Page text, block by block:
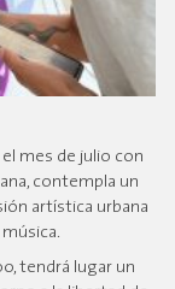
mes de julio con
contempla un
artística urbana
tendrá lugar un